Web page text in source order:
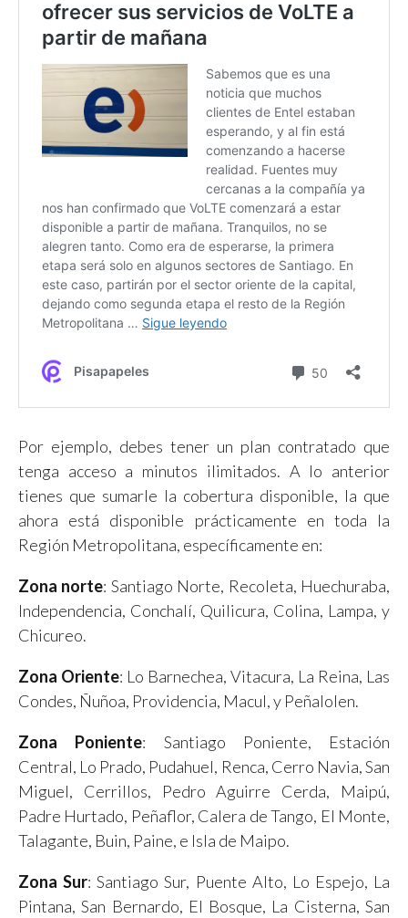
Por ejemplo, debes tener un plan contratado que
tenga acceso a minutos ilimitados. A lo anterior
tienes que sumarle la cobertura disponible, la que
ahora está disponible prácticamente en toda la
Región Metropolitana, específicamente en:
Zona norte: Santiago Norte, Recoleta, Huechuraba,
Independencia, Conchalí, Quilicura, Colina, Lampa, y
Chicureo.
Zona Oriente: Lo Barnechea, Vitacura, La Reina, Las
Condes, Ñuñoa, Providencia, Macul, y Peñalolen.
Zona Poniente: Santiago Poniente, Estación
Central, Lo Prado, Pudahuel, Renca, Cerro Navia, San
Miguel, Cerrillos, Pedro Aguirre Cerda, Maipú,
Padre Hurtado, Peñaflor, Calera de Tango, El Monte,
Talagante, Buin, Paine, e Isla de Maipo.
Zona Sur: Santiago Sur, Puente Alto, Lo Espejo, La
Pintana, San Bernardo, El Bosque, La Cisterna, San